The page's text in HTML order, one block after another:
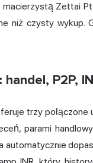
macierzystą Zettai
niż czysty wykup.
handel, P2P,
trzy
parami
automatycznie